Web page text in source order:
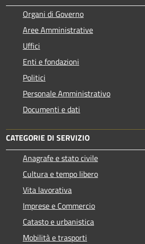
Organi di Governo
Aree Amministrative
Uffici
Enti e fondazioni
Politici
Personale Amministrativo
Documenti e dati
CATEGORIE DI SERVIZIO
Anagrafe e stato civile
Cultura e tempo libero
Vita lavorativa
Imprese e Commercio
Catasto e urbanistica
Mobilità e trasporti